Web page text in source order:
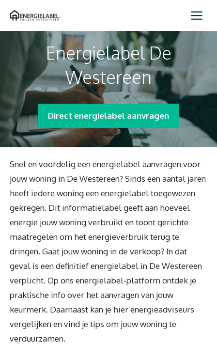
naar
Energielabel De
Westereen
Direct energielabel aanvragen
Snel en voordelig een energielabel aanvragen voor
jouw woning in De Westereen? Sinds een aantal jaren
heeft iedere woning een energielabel toegewezen
gekregen. Dit informatielabel geeft aan hoeveel
energie jouw woning verbruikt en toont gerichte
maatregelen om het energieverbruik terug te
dringen. Gaat jouw woning in de verkoop? In dat
geval is een definitief energielabel in De Westereen
verplicht. Op ons energielabel-platform ontdek je
praktische info over het aanvragen van jouw
keurmerk. Daarnaast kan je hier energieadviseurs
vergelijken en vind je tips om jouw woning te
verduurzamen.